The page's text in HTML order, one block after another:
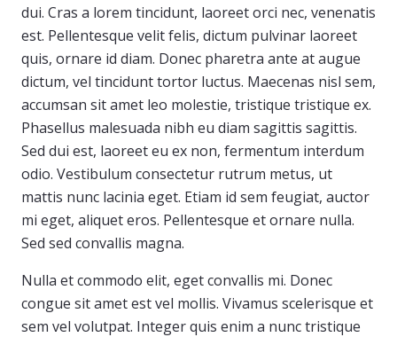
dui. Cras a lorem tincidunt, laoreet orci nec, venenatis
est. Pellentesque velit felis, dictum pulvinar laoreet
quis, ornare id diam. Donec pharetra ante at augue
dictum, vel tincidunt tortor luctus. Maecenas nisl sem,
accumsan sit amet leo molestie, tristique tristique ex.
Phasellus malesuada nibh eu diam sagittis sagittis.
Sed dui est, laoreet eu ex non, fermentum interdum
odio. Vestibulum consectetur rutrum metus, ut
mattis nunc lacinia eget. Etiam id sem feugiat, auctor
mi eget, aliquet eros. Pellentesque et ornare nulla.
Sed sed convallis magna.
Nulla et commodo elit, eget convallis mi. Donec
congue sit amet est vel mollis. Vivamus scelerisque et
sem vel volutpat. Integer quis enim a nunc tristique